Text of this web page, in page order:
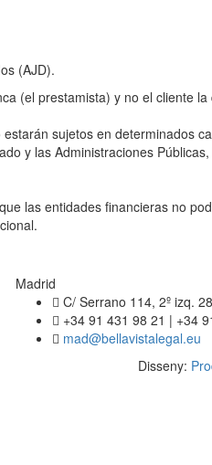
(AJD).
(el prestamista) y no el cliente
sujetos en determinados
y las Administraciones
las entidades financieras no
Madrid
C/ Serrano 114, 2º izq.
+34 91 431 98 21 | +34
mad@bellavistalegal.eu
Disseny: